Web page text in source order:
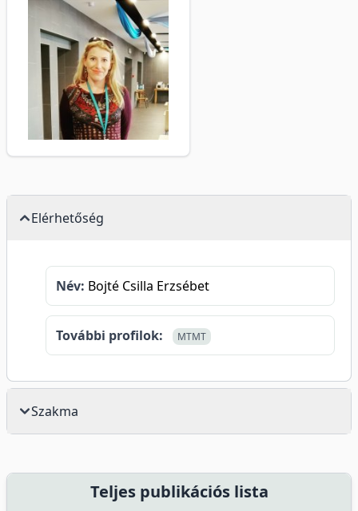
Elérhetőség
Név: Bojté Csilla Erzsébet
További profilok: MTMT
Szakma
Teljes publikációs lista